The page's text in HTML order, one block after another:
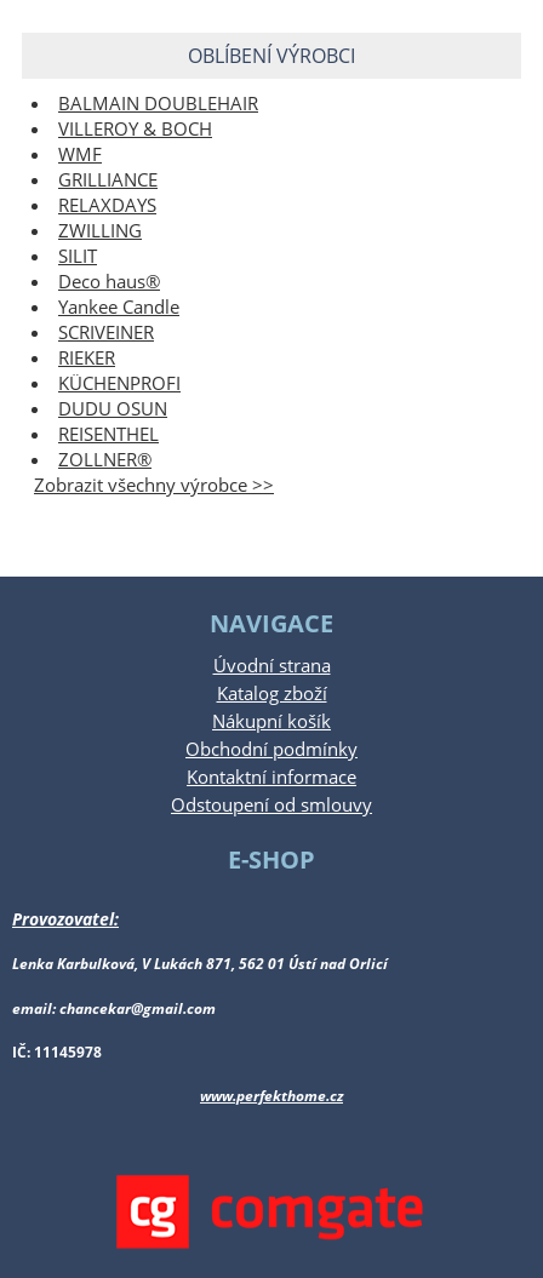
OBLÍBENÍ VÝROBCI
BALMAIN DOUBLEHAIR
VILLEROY & BOCH
WMF
GRILLIANCE
RELAXDAYS
ZWILLING
SILIT
Deco haus®
Yankee Candle
SCRIVEINER
RIEKER
KÜCHENPROFI
DUDU OSUN
REISENTHEL
ZOLLNER®
Zobrazit všechny výrobce >>
NAVIGACE
Úvodní strana
Katalog zboží
Nákupní košík
Obchodní podmínky
Kontaktní informace
Odstoupení od smlouvy
E-SHOP
Provozovatel:
Lenka Karbulková, V Lukách 871, 562 01 Ústí nad Orlicí
email: chancekar@gmail.com
IČ: 11145978
www.perfekthome.cz